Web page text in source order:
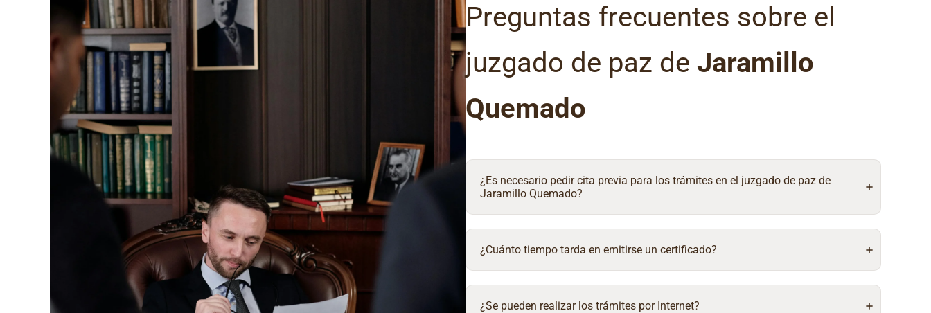
Preguntas frecuentes sobre el
juzgado de paz de Jaramillo
Quemado
¿Es necesario pedir cita previa para los trámites en el juzgado de paz de
Jaramillo Quemado?
¿Cuánto tiempo tarda en emitirse un certificado?
¿Se pueden realizar los trámites por Internet?